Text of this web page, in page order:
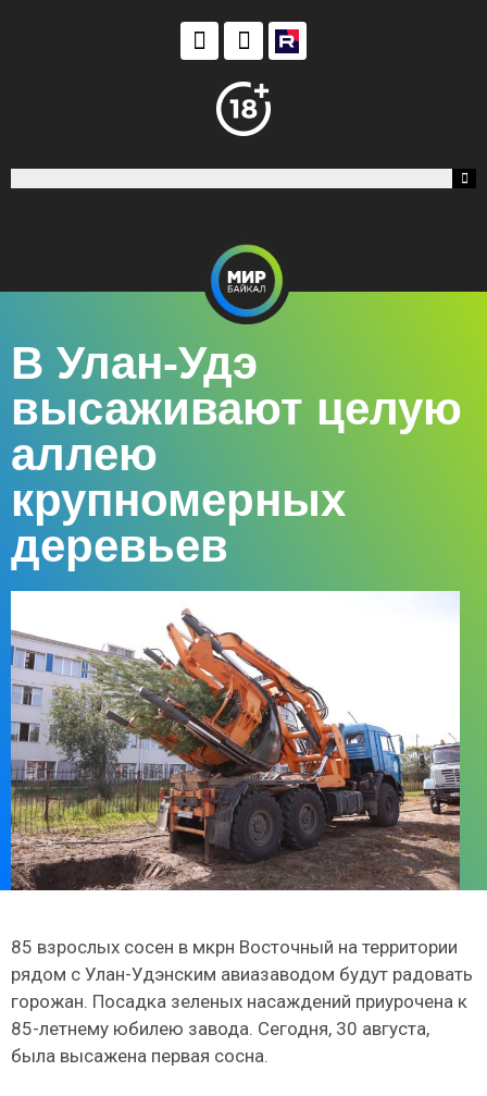
В Улан-Удэ
высаживают целую
аллею
крупномерных
деревьев
85 взрослых сосен в мкрн Восточный на территории
рядом с Улан-Удэнским авиазаводом будут радовать
горожан. Посадка зеленых насаждений приурочена к
85-летнему юбилею завода. Сегодня, 30 августа,
была высажена первая сосна.